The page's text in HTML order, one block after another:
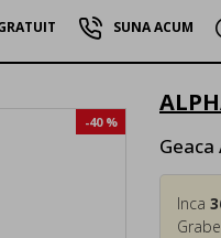
SUNA ACUM
-40 %
Inca